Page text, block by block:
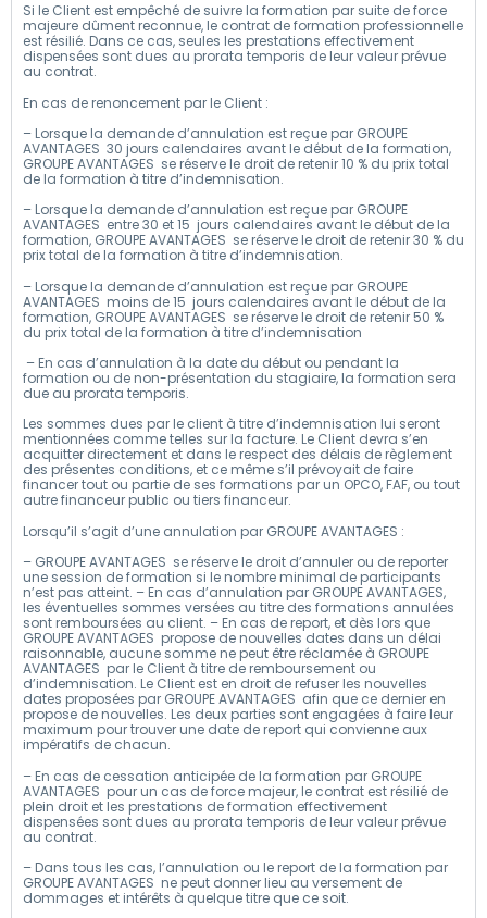
Si le Client est empêché de suivre la formation par suite de force
majeure dûment reconnue, le contrat de formation professionnelle
est résilié. Dans ce cas, seules les prestations effectivement
dispensées sont dues au prorata temporis de leur valeur prévue
au contrat.
En cas de renoncement par le Client :
– Lorsque la demande d’annulation est reçue par GROUPE
AVANTAGES 30 jours calendaires avant le début de la formation,
GROUPE AVANTAGES se réserve le droit de retenir 10 % du prix total
de la formation à titre d’indemnisation.
– Lorsque la demande d’annulation est reçue par GROUPE
AVANTAGES entre 30 et 15 jours calendaires avant le début de la
formation, GROUPE AVANTAGES se réserve le droit de retenir 30 % du
prix total de la formation à titre d’indemnisation.
– Lorsque la demande d’annulation est reçue par GROUPE
AVANTAGES moins de 15 jours calendaires avant le début de la
formation, GROUPE AVANTAGES se réserve le droit de retenir 50 %
du prix total de la formation à titre d’indemnisation
– En cas d’annulation à la date du début ou pendant la
formation ou de non-présentation du stagiaire, la formation sera
due au prorata temporis.
Les sommes dues par le client à titre d’indemnisation lui seront
mentionnées comme telles sur la facture. Le Client devra s’en
acquitter directement et dans le respect des délais de règlement
des présentes conditions, et ce même s’il prévoyait de faire
financer tout ou partie de ses formations par un OPCO, FAF, ou tout
autre financeur public ou tiers financeur.
Lorsqu’il s’agit d’une annulation par GROUPE AVANTAGES :
– GROUPE AVANTAGES se réserve le droit d’annuler ou de reporter
une session de formation si le nombre minimal de participants
n’est pas atteint. – En cas d’annulation par GROUPE AVANTAGES,
les éventuelles sommes versées au titre des formations annulées
sont remboursées au client. – En cas de report, et dès lors que
GROUPE AVANTAGES propose de nouvelles dates dans un délai
raisonnable, aucune somme ne peut être réclamée à GROUPE
AVANTAGES par le Client à titre de remboursement ou
d’indemnisation. Le Client est en droit de refuser les nouvelles
dates proposées par GROUPE AVANTAGES afin que ce dernier en
propose de nouvelles. Les deux parties sont engagées à faire leur
maximum pour trouver une date de report qui convienne aux
impératifs de chacun.
– En cas de cessation anticipée de la formation par GROUPE
AVANTAGES pour un cas de force majeur, le contrat est résilié de
plein droit et les prestations de formation effectivement
dispensées sont dues au prorata temporis de leur valeur prévue
au contrat.
– Dans tous les cas, l’annulation ou le report de la formation par
GROUPE AVANTAGES ne peut donner lieu au versement de
dommages et intérêts à quelque titre que ce soit.